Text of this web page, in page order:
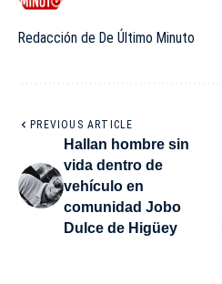
Redacción de De Último Minuto
PREVIOUS ARTICLE
Hallan hombre sin
vida dentro de
vehículo en
comunidad Jobo
Dulce de Higüey